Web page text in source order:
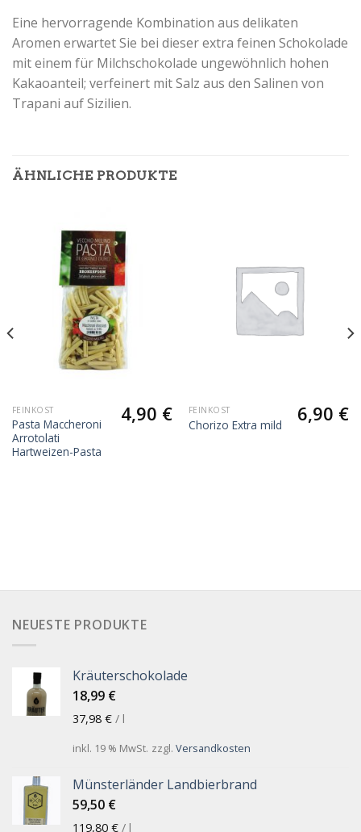
Eine hervorragende Kombination aus delikaten
Aromen erwartet Sie bei dieser extra feinen Schokolade
mit einem für Milchschokolade ungewöhnlich hohen
Kakaoanteil; verfeinert mit Salz aus den Salinen von
Trapani auf Sizilien.
ÄHNLICHE PRODUKTE
FEINKOST
Pasta Maccheroni
Arrotolati
Hartweizen-Pasta
4,90 € FEINKOST
Chorizo Extra mild 6,90 €
NEUESTE PRODUKTE
Kräuterschokolade
18,99 €
37,98 € / l
inkl. 19 % MwSt. zzgl. Versandkosten
Münsterländer Landbierbrand
59,50 €
119,80 € / l